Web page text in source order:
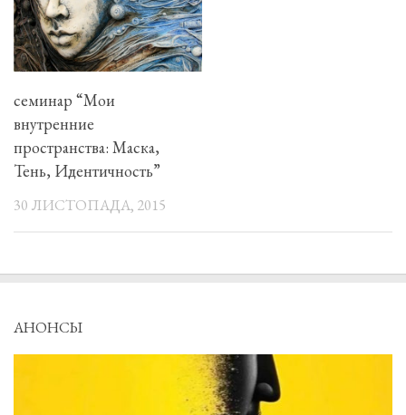
семинар “Мои
внутренние
пространства: Маска,
Тень, Идентичность”
30 ЛИСТОПАДА, 2015
АНОНСЫ